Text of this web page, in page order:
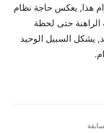
هذا, يعكس حاجة نظام
الراهنة حتى لحظة
يشكل السبيل الوحيد